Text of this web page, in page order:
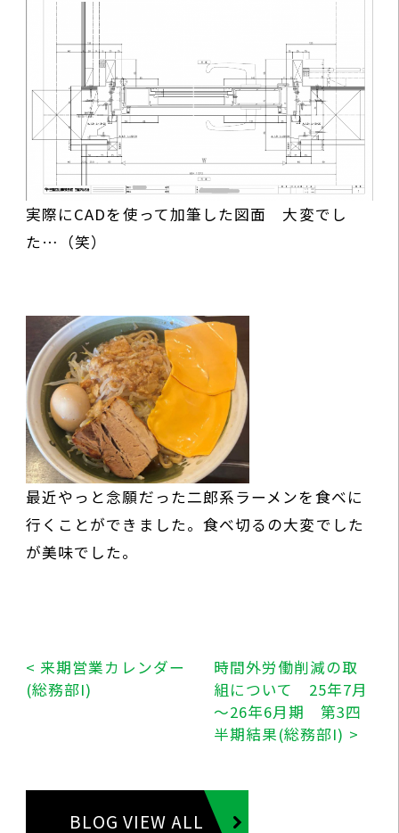
実際にCADを使って加筆した図面 大変でし
た…（笑）
最近やっと念願だった二郎系ラーメンを食べに
行くことができました。食べ切るの大変でした
が美味でした。
< 来期営業カレンダー
(総務部I)
時間外労働削減の取
組について 25年7月
～26年6月期 第3四
半期結果(総務部I) >
BLOG VIEW ALL